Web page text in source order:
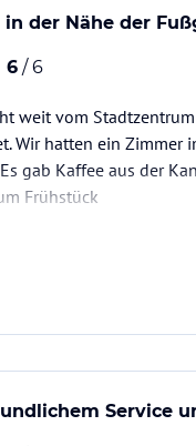
in der Nähe der
6 / 6
weit vom
Wir hatten ein Zimmer
gab Kaffee aus der
Frühstück
Service